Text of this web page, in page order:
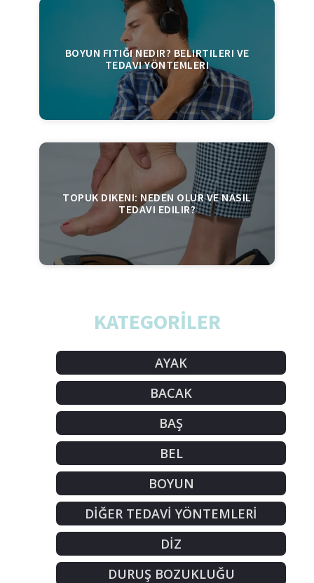
BOYUN FITIĞI NEDIR? BELIRTILERI VE
TEDAVI YÖNTEMLERI
TOPUK DIKENI: NEDEN OLUR VE NASIL
TEDAVI EDILIR?
KATEGORİLER
AYAK
BACAK
BAŞ
BEL
BOYUN
DİĞER TEDAVİ YÖNTEMLERİ
DİZ
DURUŞ BOZUKLUĞU